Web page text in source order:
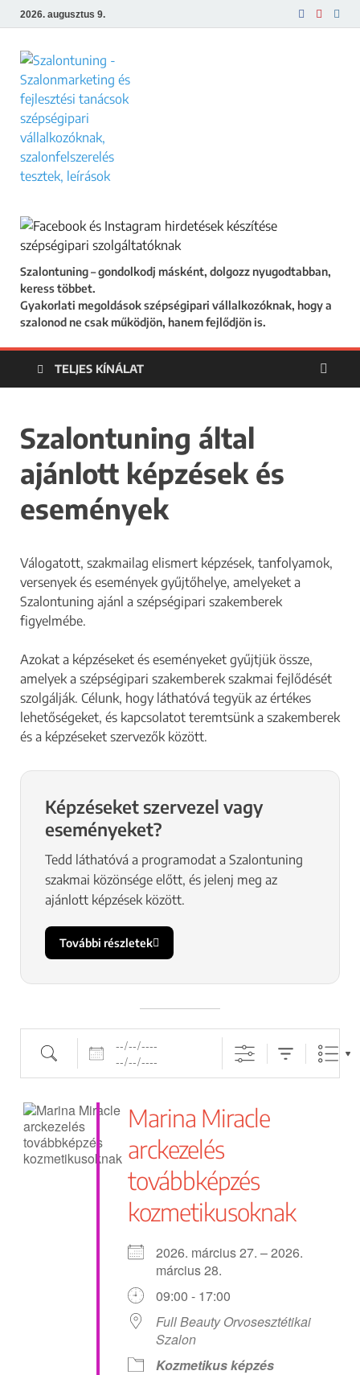
2026. augusztus 9.
Szalontuning – gondolkodj másként, dolgozz nyugodtabban,
keress többet.
Gyakorlati megoldások szépségipari vállalkozóknak, hogy a
szalonod ne csak működjön, hanem fejlődjön is.
TELJES KÍNÁLAT
Szalontuning által
ajánlott képzések és
események
Válogatott, szakmailag elismert képzések, tanfolyamok,
versenyek és események gyűjtőhelye, amelyeket a
Szalontuning ajánl a szépségipari szakemberek
figyelmébe.
Azokat a képzéseket és eseményeket gyűjtjük össze,
amelyek a szépségipari szakemberek szakmai fejlődését
szolgálják. Célunk, hogy láthatóvá tegyük az értékes
lehetőségeket, és kapcsolatot teremtsünk a szakemberek
és a képzéseket szervezők között.
Képzéseket szervezel vagy
eseményeket?
Tedd láthatóvá a programodat a Szalontuning
szakmai közönsége előtt, és jelenj meg az
ajánlott képzések között.
További részletek
Marina Miracle
arckezelés
továbbképzés
kozmetikusoknak
2026. március 27. – 2026.
március 28.
09:00 - 17:00
Full Beauty Orvosesztétikai
Szalon
Kozmetikus képzés